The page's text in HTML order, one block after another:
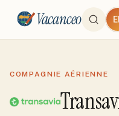
Vacanceo
COMPAGNIE AÉRIENNE